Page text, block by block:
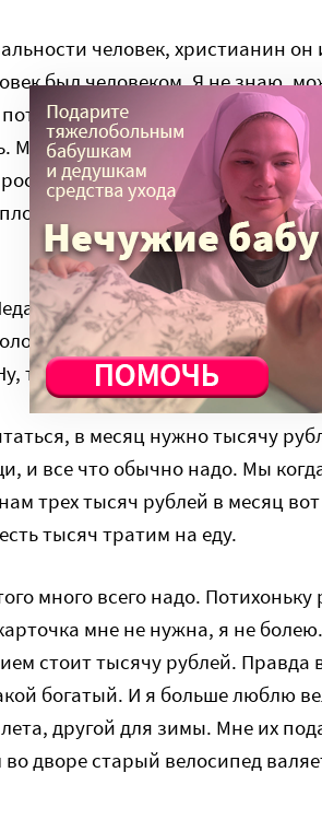
человек, христианин он
был человеком. Я не знаю,
что сам я никогда не делаю
не то что не били, меня
«Дима, вот тут проблема,
сделать, да, ошибку какую-
в три часа ночи у соседей
ночь, надо было лезть на
только за кабель там.
в месяц нужно тысячу
и все что обычно надо. Мы
трех тысяч рублей в месяц
тысяч тратим на еду.
много всего надо.
мне не нужна, я не болею.
стоит тысячу рублей. Правда
богатый. И я больше люблю
другой для зимы. Мне их
дворе старый велосипед